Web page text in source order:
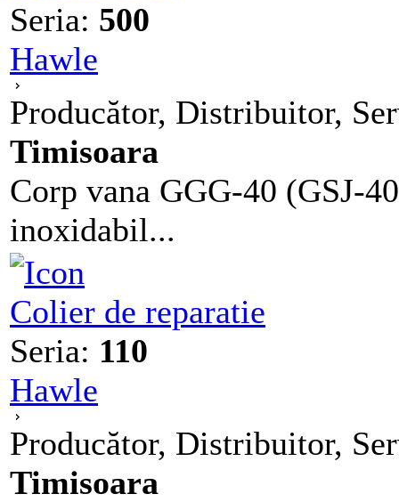
Seria: 500
Hawle
Producător, Distribuitor,
Timisoara
Corp vana GGG-40 (GSJ-
inoxidabil...
Colier de reparatie
Seria: 110
Hawle
Producător, Distribuitor,
Timisoara